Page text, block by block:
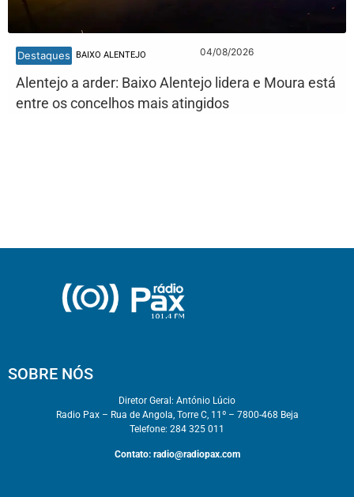
Destaques BAIXO ALENTEJO 04/08/2026
Alentejo a arder: Baixo Alentejo lidera e Moura está
entre os concelhos mais atingidos
SOBRE NÓS
Diretor Geral: António Lúcio
Radio Pax – Rua de Angola, Torre C, 11º – 7800-468 Beja
Telefone: 284 325 011
Contato: radio@radiopax.com